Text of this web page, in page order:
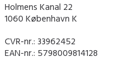
Holmens Kanal 22
1060 København K
CVR-nr.: 33962452
EAN-nr.: 5798009814128